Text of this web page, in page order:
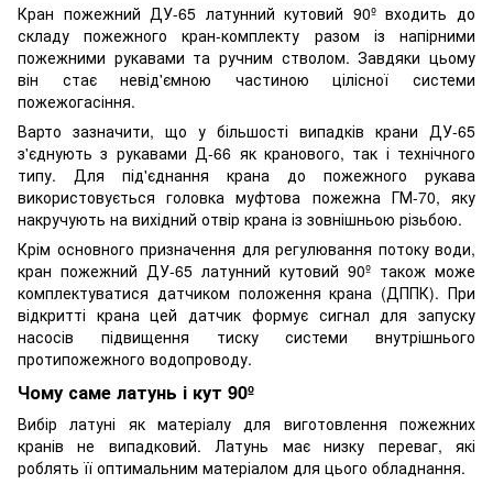
Кран пожежний ДУ-65 латунний кутовий 90º входить до
складу пожежного кран-комплекту разом із напірними
пожежними рукавами та ручним стволом. Завдяки цьому
він стає невід'ємною частиною цілісної системи
пожежогасіння.
Варто зазначити, що у більшості випадків крани ДУ-65
з'єднують з рукавами Д-66 як кранового, так і технічного
типу. Для під'єднання крана до пожежного рукава
використовується головка муфтова пожежна ГМ-70, яку
накручують на вихідний отвір крана із зовнішньою різьбою.
Крім основного призначення для регулювання потоку води,
кран пожежний ДУ-65 латунний кутовий 90º також може
комплектуватися датчиком положення крана (ДППК). При
відкритті крана цей датчик формує сигнал для запуску
насосів підвищення тиску системи внутрішнього
протипожежного водопроводу.
Чому саме латунь і кут 90º
Вибір латуні як матеріалу для виготовлення пожежних
кранів не випадковий. Латунь має низку переваг, які
роблять її оптимальним матеріалом для цього обладнання.